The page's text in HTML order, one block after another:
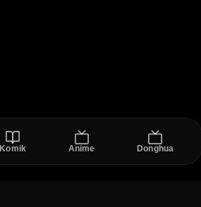
Komik Anime Donghua